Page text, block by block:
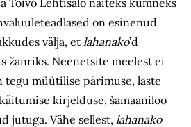
on esinenud
välja, et lahanako’d
žanriks. Neenetsite meelest ei
tegu müütilise pärimuse, laste
kirjelduse, šamaaniloo
jutuga. Vähe sellest, lahanako